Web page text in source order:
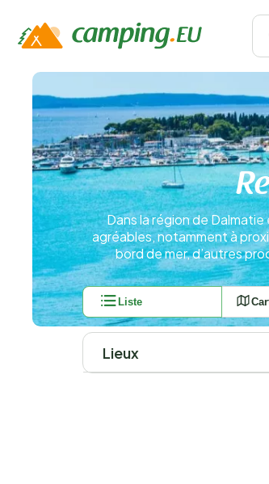
Dans la région de
agréables, notamment à
bord de mer, d’autres
Liste
Lieux